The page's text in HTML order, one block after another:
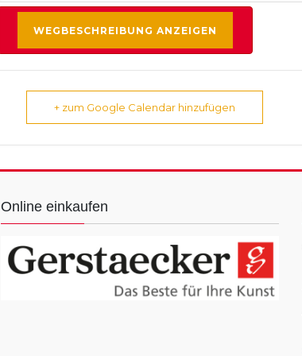
+ zum Google Calendar hinzufügen
Online einkaufen